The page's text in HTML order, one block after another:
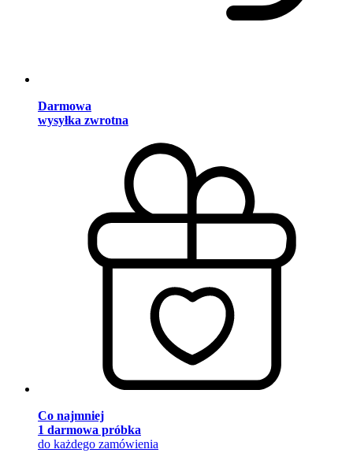
Darmowa
wysyłka zwrotna
Co najmniej
1 darmowa próbka
do każdego zamówienia